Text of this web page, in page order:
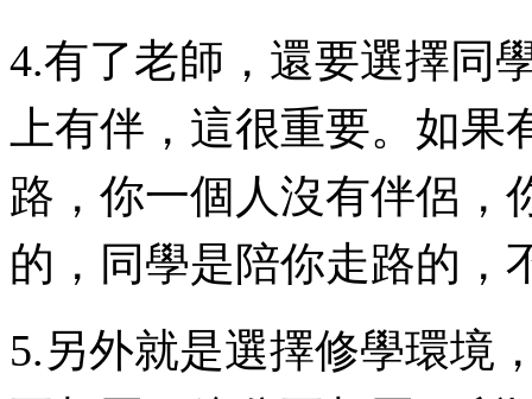
4.有了老師，還要選擇同
上有伴，這很重要。如
路，你一個人沒有伴侶，
的，同學是陪你走路的，
5.另外就是選擇修學環境